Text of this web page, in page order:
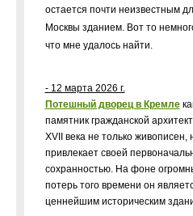
остается почти неизвестным
Москвы зданием. Вот то
что мне удалось найти.
- 12 марта 2026 г.
Потешный дворец в Кремле
памятник гражданской
XVIIвека не только живописен,
привлекает своей
сохранностью. На фоне
потерь того времени он
ценнейшим историческим